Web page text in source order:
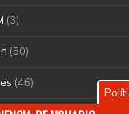
(3)
(50)
(46)